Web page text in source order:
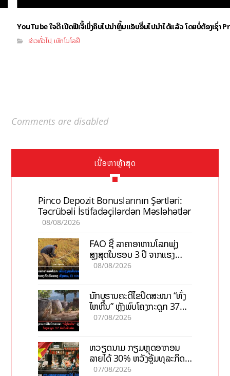
YouTube ໃຈດີ ເປີດຟີເຈີ້ເບິ່ງຄິບໄປນຳຫຼິ້ນແອັບອື່ນໄປນຳໄດ້ແລ້ວ ໂດຍບໍ່ຕ້ອງເຊົ່າ
ຂ່າວທົ່ວໄປ,ເທັກໂນໂລຢີ
Comments are disabled
ເນື້ອຫາຫຼ້າສຸດ
Pinco Depozit Bonuslarının Şərtləri:
Təcrübəli İstifadəçilərdən Məsləhətlər
08/08/2026
FAO ຊີ້ ລາຄາອາຫານໂລກພຸ່ງ
ສູງສຸດໃນຮອບ 3 ປີ ຈາກແຮງ
ກົດດັນຂອງສົງຄາມ, El nino
08/08/2026
ນັກບູຮານຄະດີໄຂປິດສະໜາ “ທົ່ງ
ໄຫຫີນ” ຫຼັງພົບໂຄງກະດູກ 37
ຄົນໃນຫີນຍັກ
07/08/2026
ຫວຽດນາມ ກຽມຫຼຸດອາກອນ
ລາຍໄດ້ 30% ຫວັງອູ້ມທຸລະກິດ
ຂະໜາດນ້ອຍ ແລະ ຈຸນລະ
07/08/2026